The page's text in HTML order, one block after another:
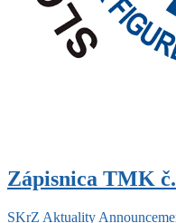
Zápisnica TMK
SKrZ Aktuality